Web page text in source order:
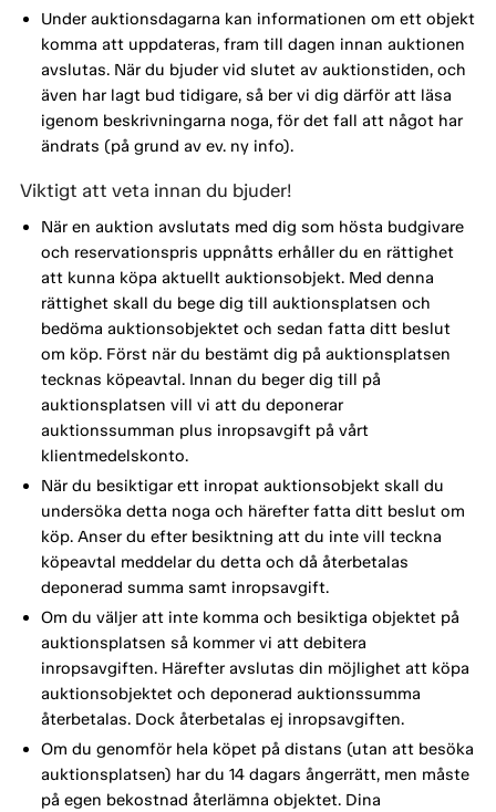
Under auktionsdagarna kan informationen om ett objekt
komma att uppdateras, fram till dagen innan auktionen
avslutas. När du bjuder vid slutet av auktionstiden, och
även har lagt bud tidigare, så ber vi dig därför att läsa
igenom beskrivningarna noga, för det fall att något har
ändrats (på grund av ev. ny info).
Viktigt att veta innan du bjuder!
När en auktion avslutats med dig som hösta budgivare
och reservationspris uppnåtts erhåller du en rättighet
att kunna köpa aktuellt auktionsobjekt. Med denna
rättighet skall du bege dig till auktionsplatsen och
bedöma auktionsobjektet och sedan fatta ditt beslut
om köp. Först när du bestämt dig på auktionsplatsen
tecknas köpeavtal. Innan du beger dig till på
auktionsplatsen vill vi att du deponerar
auktionssumman plus inropsavgift på vårt
klientmedelskonto.
När du besiktigar ett inropat auktionsobjekt skall du
undersöka detta noga och härefter fatta ditt beslut om
köp. Anser du efter besiktning att du inte vill teckna
köpeavtal meddelar du detta och då återbetalas
deponerad summa samt inropsavgift.
Om du väljer att inte komma och besiktiga objektet på
auktionsplatsen så kommer vi att debitera
inropsavgiften. Härefter avslutas din möjlighet att köpa
auktionsobjektet och deponerad auktionssumma
återbetalas. Dock återbetalas ej inropsavgiften.
Om du genomför hela köpet på distans (utan att besöka
auktionsplatsen) har du 14 dagars ångerrätt, men måste
på egen bekostnad återlämna objektet. Dina